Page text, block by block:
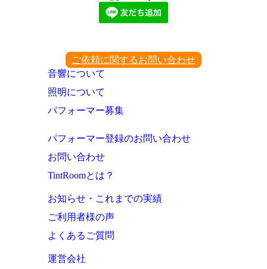
ご依頼に関するお問い合わせ
音響について
照明について
パフォーマー募集
パフォーマー登録のお問い合わせ
お問い合わせ
TintRoomとは？
お知らせ・これまでの実績
ご利用者様の声
よくあるご質問
運営会社